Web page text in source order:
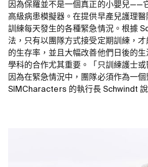
因為保羅並不是一個真正的小嬰兒——
高級病患模擬器。在提供早產兒護理
訓練每天發生的各種緊急情況。根據
法，只有以團隊方式接受定期訓練，
的生存率，並且大幅改善他們日後的
學科的合作尤其重要。「只訓練護士或
因為在緊急情況中，團隊必須作為一個
SIMCharacters 的執行長 Schwindt 說